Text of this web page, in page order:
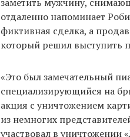
отдаленно напоминает
фиктивная сделка, а
который решил выступить
«Это был замечательный
специализирующийся на
акция с уничтожением
из немногих
участвовал в